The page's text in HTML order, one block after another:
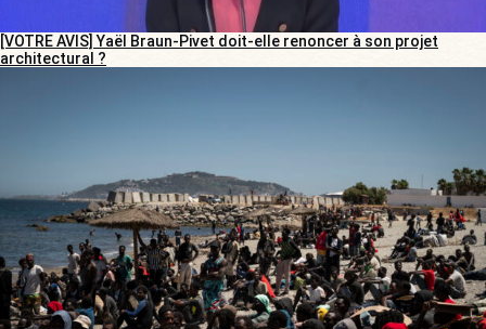
[VOTRE AVIS] Yaël Braun-Pivet doit-elle renoncer à son projet
architectural ?